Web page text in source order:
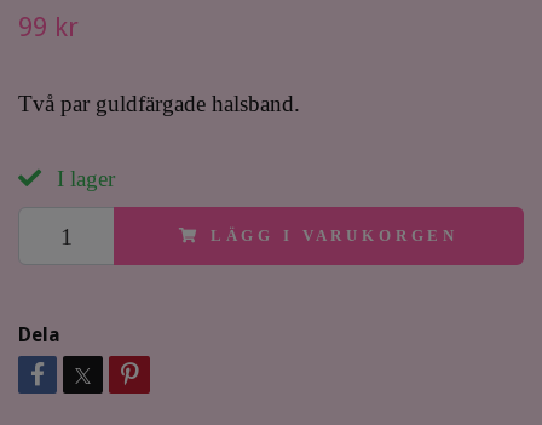
99 kr
Två par guldfärgade halsband.
I lager
LÄGG I VARUKORGEN
Dela